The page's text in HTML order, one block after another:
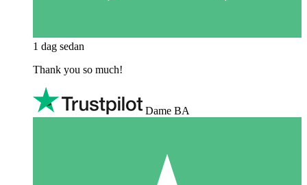
1 dag sedan
Thank you so much!
Dame BA